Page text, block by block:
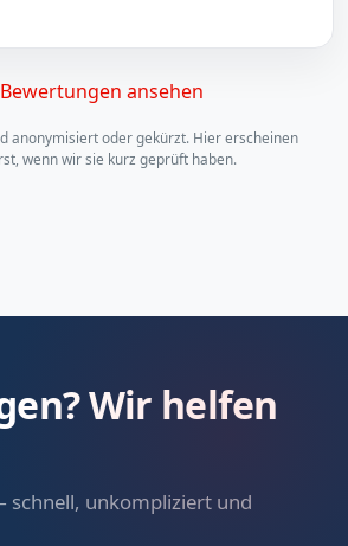
ansehen
anonymisiert oder gekürzt. Hier erscheinen
wenn wir sie kurz geprüft haben.
Wir helfen
unkompliziert und